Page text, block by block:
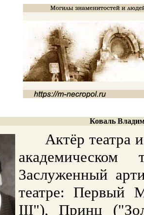
Коваль
Актёр театра и
3аслуженный
театре: Первый
III"), Принц